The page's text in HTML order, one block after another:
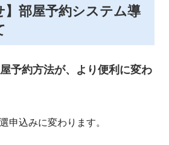
】部屋予約システム導
予約方法が、より便利に変わ
込みに変わります。